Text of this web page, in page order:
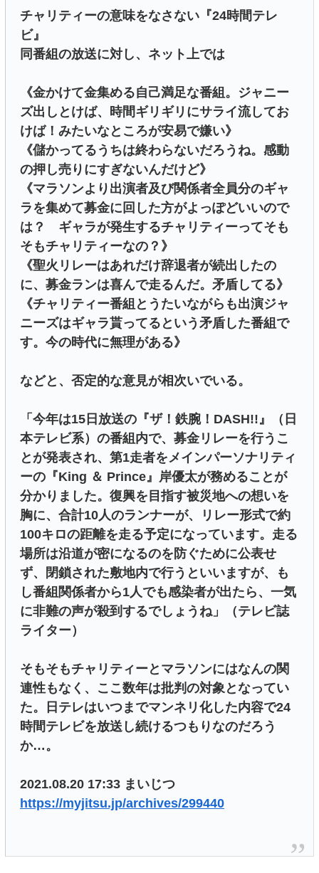
チャリティーの意味をなさない『24時間テレ
ビ』
同番組の放送に対し、ネット上では
《金かけて金集める自己満足な番組。ジャニー
ズ出しとけば、時間ギリギリにサライ流してお
けば！みたいなところが安易で嫌い》
《儲かってるうちは終わらないだろうね。感動
の押し売りにすぎないんだけど》
《マラソンより出演者及び関係者全員分のギャ
ラを集めて募金に回した方がよっぽどいいので
は？ ギャラが発生するチャリティーってそも
そもチャリティーなの？》
《聖火リレーはあれだけ辞退者が続出したの
に、募金ランは喜んで走るんだ。矛盾してる》
《チャリティー番組とうたいながらも出演ジャ
ニーズはギャラ貰ってるという矛盾した番組で
す。今の時代に無理がある》
などと、否定的な意見が相次いでいる。
「今年は15日放送の『ザ！鉄腕！DASH!!』（日
本テレビ系）の番組内で、募金リレーを行うこ
とが発表され、第1走者をメインパーソナリティ
ーの『King ＆ Prince』岸優太が務めることが
分かりました。復興を目指す被災地への想いを
胸に、合計10人のランナーが、リレー形式で約
100キロの距離を走る予定になっています。走る
場所は沿道が密になるのを防ぐために公表せ
ず、閉鎖された敷地内で行うといいますが、も
し番組関係者から1人でも感染者が出たら、一気
に非難の声が殺到するでしょうね」（テレビ誌
ライター）
そもそもチャリティーとマラソンにはなんの関
連性もなく、ここ数年は批判の対象となってい
た。日テレはいつまでマンネリ化した内容で24
時間テレビを放送し続けるつもりなのだろう
か…。
2021.08.20 17:33 まいじつ
https://myjitsu.jp/archives/299440